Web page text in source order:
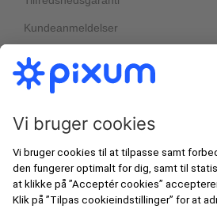
Kundeanmeldelser
Nyheder & kampagner
Bedst i test
Pixums velkomstrabatter
artboxONE
Alle priser er angivet inkl.
forsendelsesomkostninger, jf.